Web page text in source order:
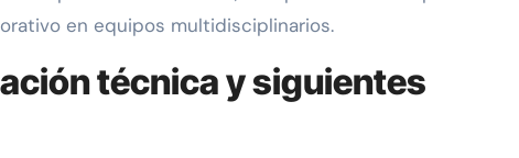
en equipos multidisciplinarios.
técnica y siguientes